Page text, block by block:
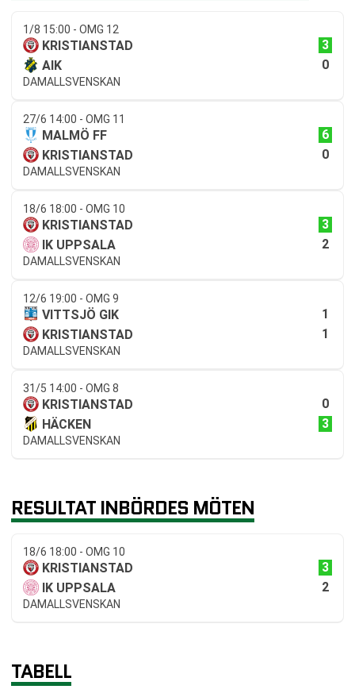
1/8 15:00 - OMG 12
KRISTIANSTAD
3
AIK
0
DAMALLSVENSKAN
27/6 14:00 - OMG 11
MALMÖ FF
6
KRISTIANSTAD
0
DAMALLSVENSKAN
18/6 18:00 - OMG 10
KRISTIANSTAD
3
IK UPPSALA
2
DAMALLSVENSKAN
12/6 19:00 - OMG 9
VITTSJÖ GIK
1
KRISTIANSTAD
1
DAMALLSVENSKAN
31/5 14:00 - OMG 8
KRISTIANSTAD
0
HÄCKEN
3
DAMALLSVENSKAN
RESULTAT INBÖRDES MÖTEN
18/6 18:00 - OMG 10
KRISTIANSTAD
3
IK UPPSALA
2
DAMALLSVENSKAN
TABELL